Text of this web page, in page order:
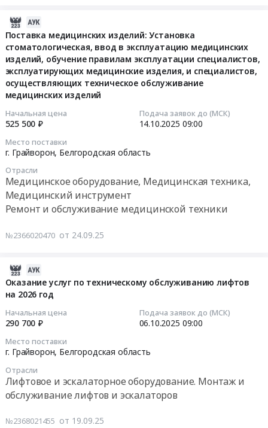
Поставка медицинских изделий: Установка
стоматологическая, ввод в эксплуатацию медицинских
изделий, обучение правилам эксплуатации специалистов,
эксплуатирующих медицинские изделия, и специалистов,
осуществляющих техническое обслуживание
медицинских изделий
Начальная цена
525 500 ₽
Подача заявок до (МСК)
14.10.2025 09:00
Место поставки
г. Грайворон, Белгородская область
Отрасли
Медицинское оборудование, Медицинская техника,
Медицинский инструмент
Ремонт и обслуживание медицинской техники
№2366020470 от 24.09.25
Оказание услуг по техническому обслуживанию лифтов
на 2026 год
Начальная цена
290 700 ₽
Подача заявок до (МСК)
06.10.2025 09:00
Место поставки
г. Грайворон, Белгородская область
Отрасли
Лифтовое и эскалаторное оборудование. Монтаж и
обслуживание лифтов и эскалаторов
№2368021455 от 19.09.25